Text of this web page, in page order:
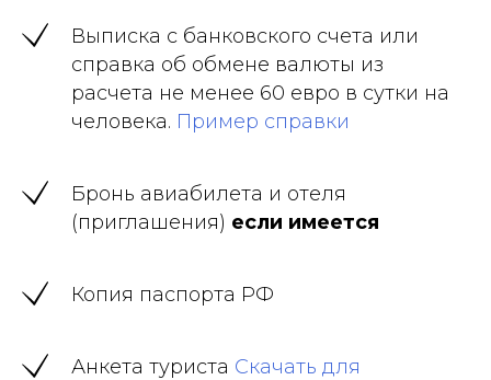
Выписка с банковского счета или
справка об обмене валюты из
расчета не менее 60 евро в сутки на
человека. Пример справки
Бронь авиабилета и отеля
(приглашения) если имеется
Копия паспорта РФ
Анкета туриста Скачать для